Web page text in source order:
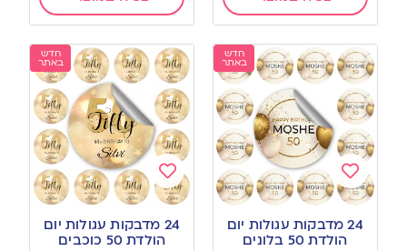
חדש
באתר
Add
to
wishlist
24 מדבקות עגולות יום
הולדת 50 בלונים
חדש
באתר
Add
to
wishlist
24 מדבקות עגולות יום
הולדת 50 כוכבים